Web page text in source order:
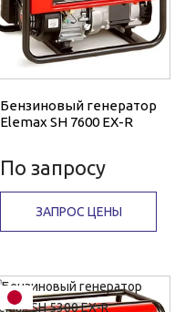
Бензиновый генератор
Elemax SH 7600 EX-R
По запросу
ЗАПРОС ЦЕНЫ